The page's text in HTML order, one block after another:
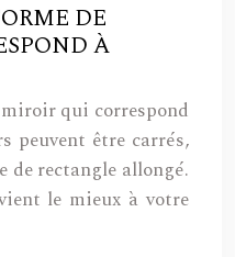
DE
À
qui correspond
peuvent être carrés,
de rectangle allongé.
le mieux à votre